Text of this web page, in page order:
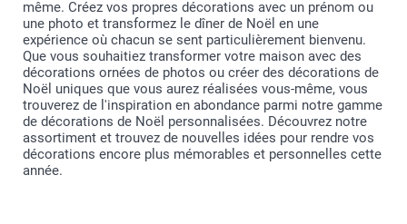
même. Créez vos propres décorations avec un prénom ou
une photo et transformez le dîner de Noël en une
expérience où chacun se sent particulièrement bienvenu.
Que vous souhaitiez transformer votre maison avec des
décorations ornées de photos ou créer des décorations de
Noël uniques que vous aurez réalisées vous-même, vous
trouverez de l'inspiration en abondance parmi notre gamme
de décorations de Noël personnalisées. Découvrez notre
assortiment et trouvez de nouvelles idées pour rendre vos
décorations encore plus mémorables et personnelles cette
année.